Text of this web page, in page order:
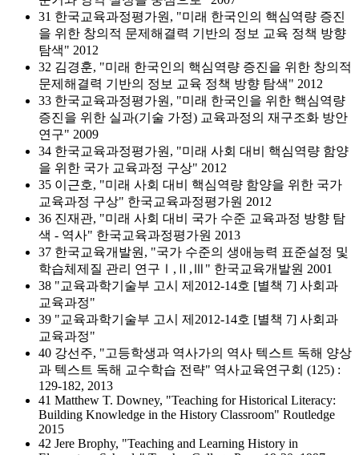
31 한국교육과정평가원, "미래 한국인의 핵심역량 증진
을 위한 창의적 문제해결력 기반의 정보 교육 정책 방향
탐색" 2012
32 김경훈, "미래 한국인의 핵심역량 증진을 위한 창의적
문제해결력 기반의 정보 교육 정책 방향 탐색" 2012
33 한국교육과정평가원, "미래 한국인을 위한 핵심역량
증진을 위한 실과(기술 가정) 교육과정의 재구조화 방안
연구" 2009
34 한국교육과정평가원, "미래 사회 대비 핵심역량 함양
을 위한 국가 교육과정 구상" 2012
35 이근호, "미래 사회 대비 핵심역량 함양을 위한 국가
교육과정 구상" 한국교육과정평가원 2012
36 진재관, "미래 사회 대비 국가 수준 교육과정 방향 탐
색 - 역사" 한국교육과정평가원 2013
37 한국교육개발원, "국가 수준의 생애능력 표준설정 및
학습체제질 관리 연구Ⅰ,Ⅱ,Ⅲ" 한국교육개발원 2001
38 "교육과학기술부 고시 제2012-14호 [별책 7] 사회과
교육과정"
39 "교육과학기술부 고시 제2012-14호 [별책 7] 사회과
교육과정"
40 강선주, "고등학생과 역사가의 역사 텍스트 독해 양상
과 텍스트 독해 교수학습 전략" 역사교육연구회 (125) :
129-182, 2013
41 Matthew T. Downey, "Teaching for Historical Literacy:
Building Knowledge in the History Classroom" Routledge
2015
42 Jere Brophy, "Teaching and Learning History in